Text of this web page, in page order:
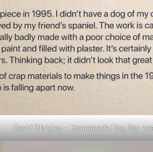
David Shrigley – Homemade Dog Toy